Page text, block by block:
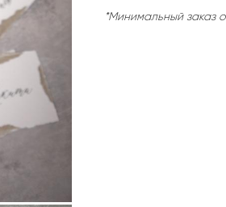
*Минимальный заказ